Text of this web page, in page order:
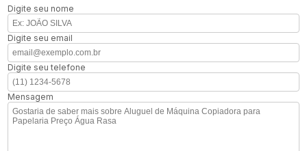
Digite seu nome
Digite seu email
Digite seu telefone
Mensagem